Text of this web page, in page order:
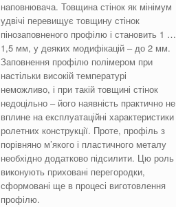
наповнювача. Товщина стінок як мінімум
удвічі перевищує товщину стінок
пінозаповненого профілю і становить 1 …
1,5 мм, у деяких модифікацій – до 2 мм.
Заповнення профілю полімером при
настільки високій температурі
неможливо, і при такій товщині стінок
недоцільно – його наявність практично не
вплине на експлуатаційні характеристики
ролетних конструкції. Проте, профіль з
порівняно м’якого і пластичного металу
необхідно додатково підсилити. Цю роль
виконують приховані перегородки,
сформовані ще в процесі виготовлення
профілю.